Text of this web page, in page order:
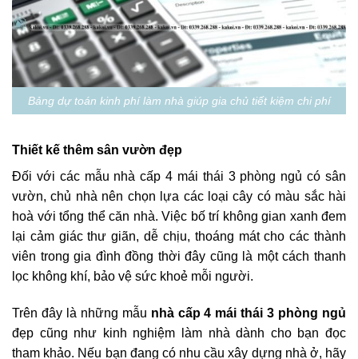
Bảng dự toán kinh phí làm nhà giúp gia chủ tiết kiệm chi phí
Thiết kế thêm sân vườn đẹp
Đối với các mẫu nhà cấp 4 mái thái 3 phòng ngủ có sân
vườn, chủ nhà nên chọn lựa các loại cây có màu sắc hài
hoà với tổng thể căn nhà. Việc bố trí không gian xanh đem
lại cảm giác thư giãn, dễ chịu, thoáng mát cho các thành
viên trong gia đình đồng thời đây cũng là một cách thanh
lọc không khí, bảo vệ sức khoẻ mỗi người.
Trên đây là những mẫu nhà cấp 4 mái thái 3 phòng ngủ
đẹp cũng như kinh nghiệm làm nhà dành cho bạn đọc
tham khảo. Nếu bạn đang có nhu cầu xây dựng nhà ở, hãy